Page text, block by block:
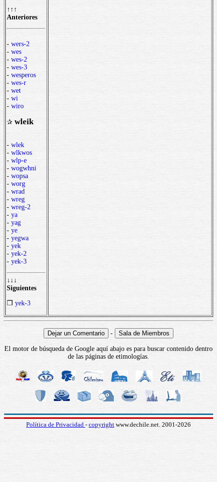
↑↑↑
Anteriores
- wers-2
- wes
- wes-2
- wes-3
- wesperos
- wes-r
- wet
- wi
- wiro
✰ wleik
- wlek
- wlkwos
- wlp-e
- wogwhni
- wopsa
- worg
- wrad
- wreg
- wreg-2
- ya
- yag
- ye
- yegwa
- yek
- yek-2
- yek-3
↓↓↓
Siguientes
❒ yek-3
-
El motor de búsqueda de Google aquí abajo es para buscar contenido dentro
de las páginas de etimologías.
Política de Privacidad - copyright www.dechile.net. 2001-2026